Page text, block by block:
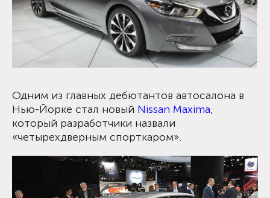
Одним из главных дебютантов автосалона в
Нью-Йорке стал новый Nissan Maxima,
который разработчики назвали
«четырехдверным спорткаром».